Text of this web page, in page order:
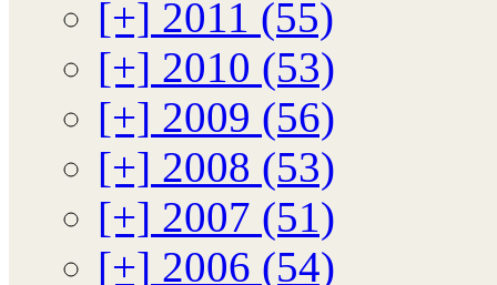
[+] 2011 (55)
[+] 2010 (53)
[+] 2009 (56)
[+] 2008 (53)
[+] 2007 (51)
[+] 2006 (54)